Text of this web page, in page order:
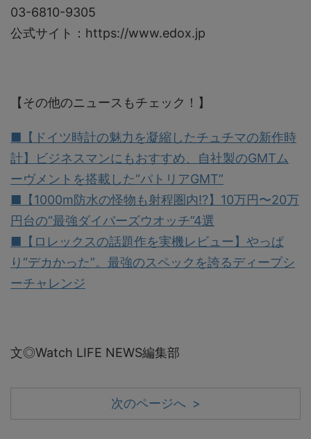
03-6810-9305
公式サイト：https://www.edox.jp
【その他のニュースもチェック！】
■【ドイツ時計の魅力を凝縮したチュチマの新作時
計】ビジネスマンにもおすすめ、自社製のGMTム
ーヴメントを搭載した“パトリアGMT”
■【1000m防水の怪物も射程圏内!?】10万円〜20万
円台の“最強ダイバーズウオッチ”4選
■【ロレックスの話題作を実機レビュー】やっぱ
り“デカかった”。最強のスペックを誇るディープシ
ーチャレンジ
文◎Watch LIFE NEWS編集部
次のページへ >